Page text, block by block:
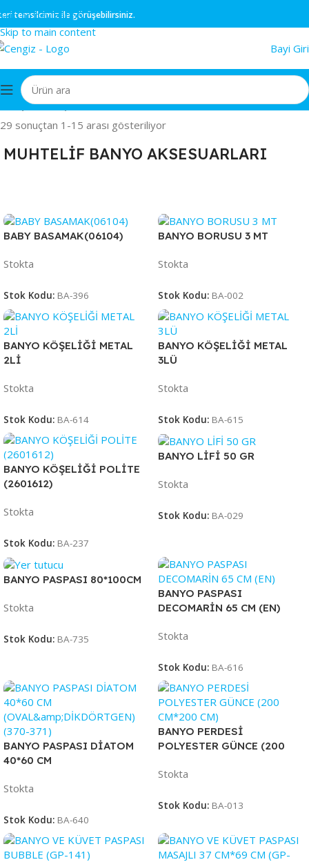
Skip to navigation
Skip to main content
ile görüşebilirsiniz.
Bayi
Ana Sayfa/EV GEREÇLERİ/MUHTELİF BANYO AKSESUARLARI
29 sonuçtan 1-15 arası gösteriliyor
MUHTELİF BANYO AKSESUARLARI
BABY BASAMAK(06104)
Stokta
Stok Kodu: BA-396
BANYO BORUSU 3 MT
Stokta
Stok Kodu: BA-002
BANYO KÖŞELİĞİ METAL
2Lİ
Stokta
Stok Kodu: BA-614
BANYO KÖŞELİĞİ METAL
3LÜ
Stokta
Stok Kodu: BA-615
BANYO KÖŞELİĞİ POLİTE
(2601612)
Stokta
Stok Kodu: BA-237
BANYO LİFİ 50 GR
Stokta
Stok Kodu: BA-029
BANYO PASPASI 80*100CM
Stokta
Stok Kodu: BA-735
BANYO PASPASI
DECOMARİN 65 CM (EN)
Stokta
Stok Kodu: BA-616
BANYO PASPASI DİATOM
40*60 CM
(370-371)
Stokta
Stok Kodu: BA-640
BANYO PERDESİ
POLYESTER GÜNCE (200
Stokta
Stok Kodu: BA-013